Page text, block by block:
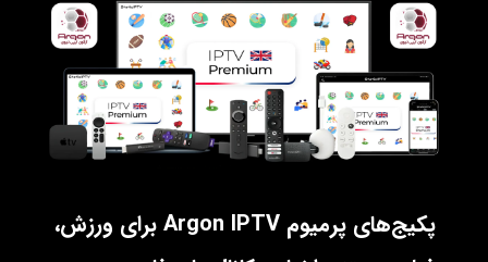
پکیج‌های پرمیوم Argon IPTV برای ورزش،